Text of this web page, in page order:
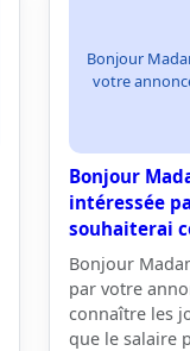
Bonjour
votre
Bonjour
intéressée
souhaiterai
Bonjour
par votre
connaître les
que le salaire